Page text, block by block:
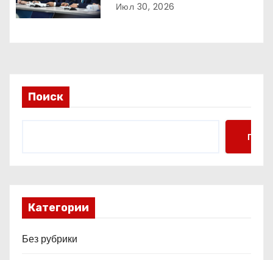
з
и
с
Июл 30, 2026
Поиск
Поиск
Категории
Без рубрики